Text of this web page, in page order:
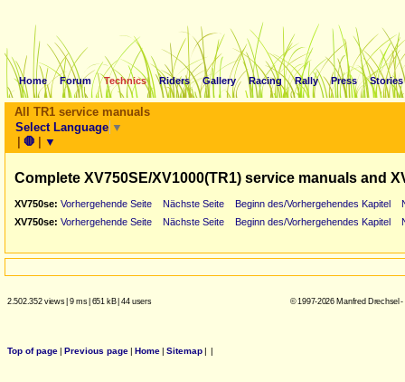
Home Forum Technics Riders Gallery Racing Rally Press Stories
All TR1 service manuals
Select Language ▼
| 🛑 | ▼
Complete XV750SE/XV1000(TR1) service manuals and
XV750se: Vorhergehende Seite Nächste Seite Beginn des/Vorhergehendes Kapitel
XV750se: Vorhergehende Seite Nächste Seite Beginn des/Vorhergehendes Kapitel
2.502.352 views| 9 ms| 651 kB| 44 users © 1997-2026 Manfred Drechsel
Top of page| Previous page| Home| Sitemap| |